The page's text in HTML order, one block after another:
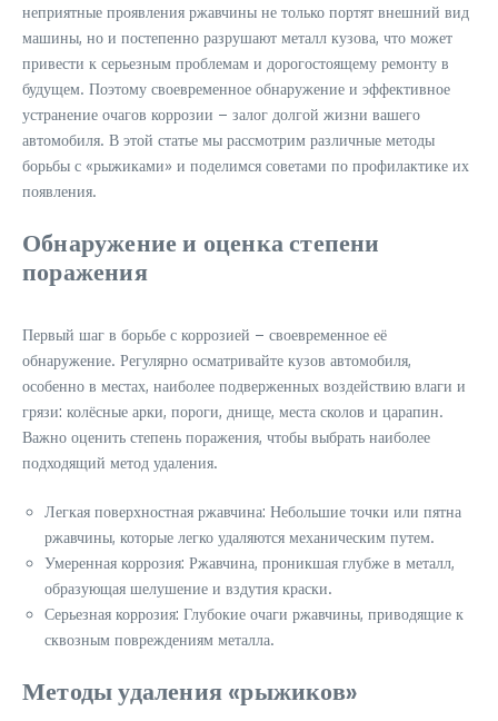
неприятные проявления ржавчины не только портят внешний вид
машины, но и постепенно разрушают металл кузова, что может
привести к серьезным проблемам и дорогостоящему ремонту в
будущем. Поэтому своевременное обнаружение и эффективное
устранение очагов коррозии – залог долгой жизни вашего
автомобиля. В этой статье мы рассмотрим различные методы
борьбы с «рыжиками» и поделимся советами по профилактике их
появления.
Обнаружение и оценка степени
поражения
Первый шаг в борьбе с коррозией – своевременное её
обнаружение. Регулярно осматривайте кузов автомобиля,
особенно в местах, наиболее подверженных воздействию влаги и
грязи: колёсные арки, пороги, днище, места сколов и царапин.
Важно оценить степень поражения, чтобы выбрать наиболее
подходящий метод удаления.
Легкая поверхностная ржавчина: Небольшие точки или пятна
ржавчины, которые легко удаляются механическим путем.
Умеренная коррозия: Ржавчина, проникшая глубже в металл,
образующая шелушение и вздутия краски.
Серьезная коррозия: Глубокие очаги ржавчины, приводящие к
сквозным повреждениям металла.
Методы удаления «рыжиков»